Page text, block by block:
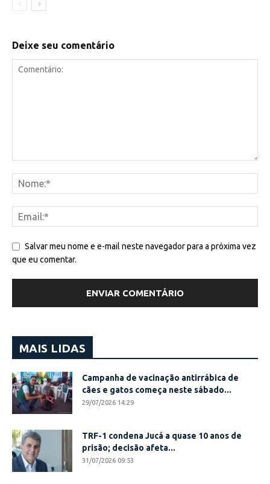
Deixe seu comentário
Salvar meu nome e e-mail neste navegador para a próxima vez
que eu comentar.
MAIS LIDAS
Campanha de vacinação antirrábica de
cães e gatos começa neste sábado...
29/07/2026 14:29
TRF-1 condena Jucá a quase 10 anos de
prisão; decisão afeta...
31/07/2026 09:53